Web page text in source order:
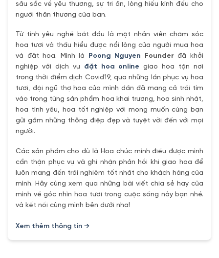
sâu sắc về yêu thương, sự tri ân, lòng hiếu kính đếu cho
người thân thương của bạn.
Từ tình yêu nghề bắt đầu là một nhân viên chăm sóc
hoa tươi và thấu hiểu được nổi lòng của người mua hoa
và đặt hoa. Mình là Poong Nguyen Founder đã khởi
nghiệp với dịch vụ đặt hoa online giao hoa tận nơi
trong thời điểm dịch Covid19, qua những lần phục vụ hoa
tươi, đội ngũ thợ hoa của mình dần đã mang cả trái tím
vào trong từng sản phẩm hoa khai trương, hoa sinh nhật,
hoa tình yêu, hoa tốt nghiệp với mong muốn cùng bạn
gửi gắm những thông điệp đẹp và tuyệt vời đến với mọi
người.
Các sản phẩm cho dù là Hoa chúc mình điều được mình
cẩn thận phục vụ và ghi nhận phản hồi khi giao hoa để
luôn mang đến trải nghiệm tốt nhất cho khách hàng của
mình. Hãy cùng xem qua những bài viết chia sẻ hay của
mình về góc nhìn hoa tươi trong cuộc sống này bạn nhé.
và kết nối cùng mình bên dưới nha!
Xem thêm thông tin →